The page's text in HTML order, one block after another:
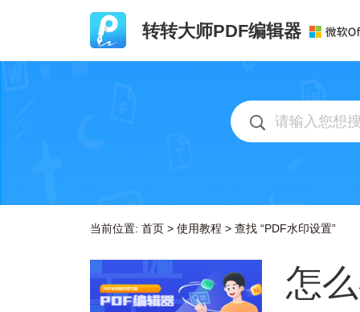
转转大师PDF编辑器
当前位置: 首页 > 使用教程 > 查找 “PDF水印设置”
怎